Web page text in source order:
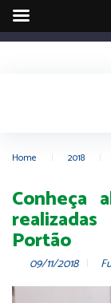
Home 2018
Conheça
Portão
09/11/2018